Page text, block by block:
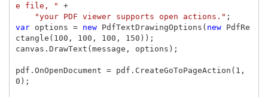
e file, "
+
"your PDF viewer supports open actions." ;
var
options = new PdfTextDrawingOptions ( new
PdfRe
ctangle ( 100 , 100 , 100 , 150 ));
canvas . DrawText ( message , options );
pdf . OnOpenDocument = pdf . CreateGoToPageAction ( 1 ,
0 );